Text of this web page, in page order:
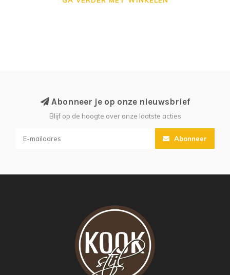
Abonneer je op onze nieuwsbrief
Blijf op de hoogte over onze laatste acties
Abonneer